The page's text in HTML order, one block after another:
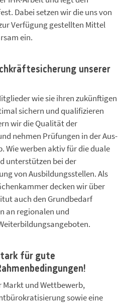
Dabei setzen wir die uns von
Verfügung gestellten Mittel
ein.
unserer
wie sie ihren zukünftigen
sichern und qualifizieren
wir die Qualität der
nehmen Prüfungen in der Aus-
Wie werben aktiv für die duale
unterstützen bei der
von Ausbildungsstellen. Als
decken wir über
auch den Grundbedarf
an regionalen und
für gute
und Wettbewerb,
sowie eine